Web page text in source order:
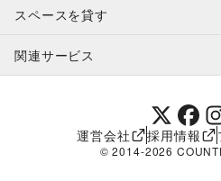
特定商取引法に基づく表示
補償プログラム
スペースを借りたい人へ
ユーザー利用規約
提携パートナー
スペースを貸す
スペースを貸したい方へ
オーナー利用規約
関連サービス
SHOPCOUNTER MAGAZINE
ショップカウンターエンタープ
ショップカウンター常設
運営会社 採用情報
© 2014-2026